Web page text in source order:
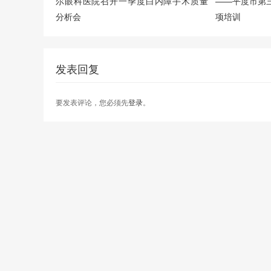
分析会
项培训
发表回复
要发表评论，您必须先登录。